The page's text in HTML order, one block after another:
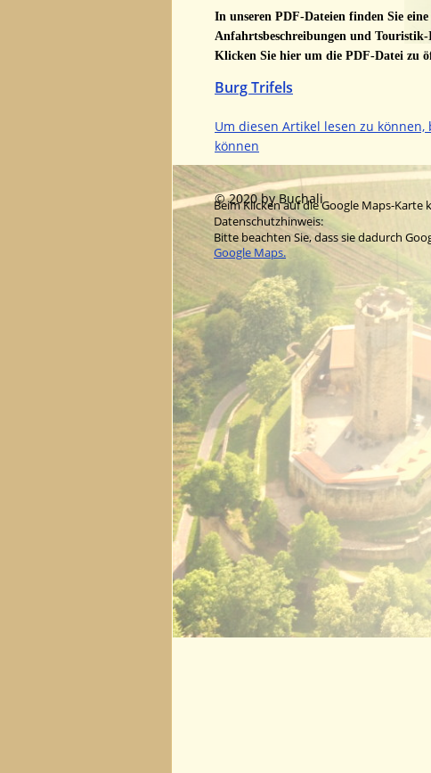
In unseren PDF-Dateien finden Sie
Anfahrtsbeschreibungen und
Klicken Sie hier um die PDF-Datei zu
Burg Trifels
Um diesen Artikel lesen zu
können
© 2020 by Buchali
Beim Klicken auf die Google Maps-
Datenschutzhinweis:
Bitte beachten Sie, dass sie dadurch
Google Maps.